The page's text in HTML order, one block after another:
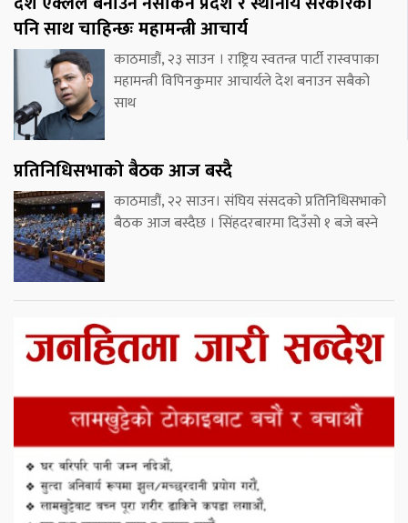
पनि साथ चाहिन्छः महामन्त्री आचार्य
काठमाडौं, २३ साउन । राष्ट्रिय स्वतन्त्र पार्टी रास्वपाका
महामन्त्री विपिनकुमार आचार्यले देश बनाउन सबैको
साथ
प्रतिनिधिसभाको बैठक आज बस्दै
काठमाडौं, २२ साउन। संघिय संसदको प्रतिनिधिसभाको
बैठक आज बस्दैछ । सिंहदरबारमा दिउँसो १ बजे बस्ने